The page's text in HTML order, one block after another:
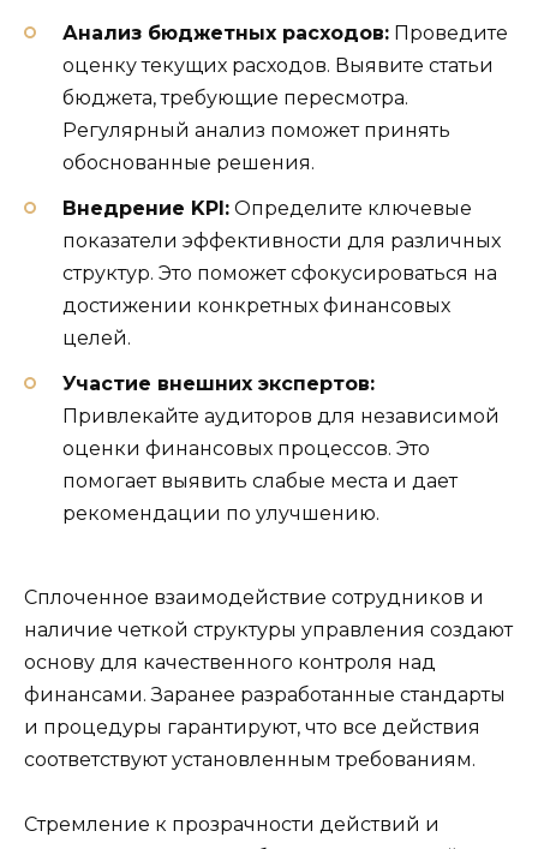
Анализ бюджетных расходов: Проведите
оценку текущих расходов. Выявите статьи
бюджета, требующие пересмотра.
Регулярный анализ поможет принять
обоснованные решения.
Внедрение KPI: Определите ключевые
показатели эффективности для различных
структур. Это поможет сфокусироваться на
достижении конкретных финансовых
целей.
Участие внешних экспертов:
Привлекайте аудиторов для независимой
оценки финансовых процессов. Это
помогает выявить слабые места и дает
рекомендации по улучшению.
Сплоченное взаимодействие сотрудников и
наличие четкой структуры управления создают
основу для качественного контроля над
финансами. Заранее разработанные стандарты
и процедуры гарантируют, что все действия
соответствуют установленным требованиям.
Стремление к прозрачности действий и